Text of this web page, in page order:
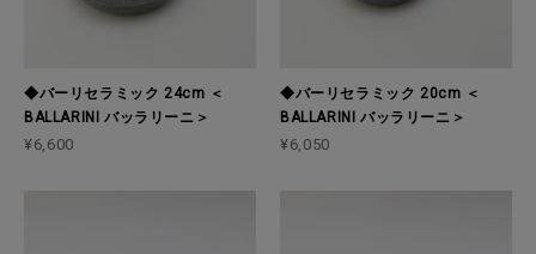
◆バーリセラミック 24cm ＜
BALLARINI バッラリーニ＞
¥6,600
◆バーリセラミック 20cm ＜
BALLARINI バッラリーニ＞
¥6,050